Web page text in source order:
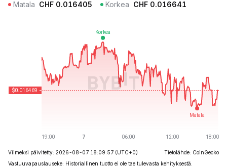
Matala CHF 0.016405 Korkea CHF 0.016641
Viimeksi päivitetty: 2026-08-07 18:09:57 (UTC+0)
Tietolähde: CoinGecko
Vastuuvapauslauseke: Historiallinen tuotto ei ole tae tulevasta kehityksestä.